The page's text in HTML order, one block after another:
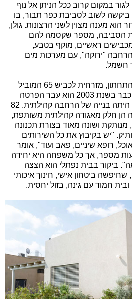
לגור במקום קרוב ככל הניתן אל נוף
ביקשה לשוב לסביבת כפר תבור, בו
הוא מענה מצוין לשני הרצונות. גולן,
הסביבה, מספר שקסמה להם
ראשיים, מוקף בטבע,
"ירוקה", עם מערכות מים
חשמל.
קיבוץ עין דור נמצא בגליל התחתון, מזרחית לכביש 65 המוביל
מוואדי ערה לכיוון הכינרת. כבר בשנת 2003 הוא עבר הפרטה
מלאה, שאחת מתוצאותיה היתה בנייה של הרחבה קהילתית. 82
חלק מאגודה קהילתית משותפת,
ושונה מאוד בצורת תכנונה
"יש בקיבוץ את כל השירותים
רופא שיניים, פאב ועוד", אומר
מספר, אך כל משפחה היא יחידה
ביקור בבית נפתלי הוא הצצה
ביטחון אישי, חינוך איכותי
חמוד עם גינה, בזול יחסית.